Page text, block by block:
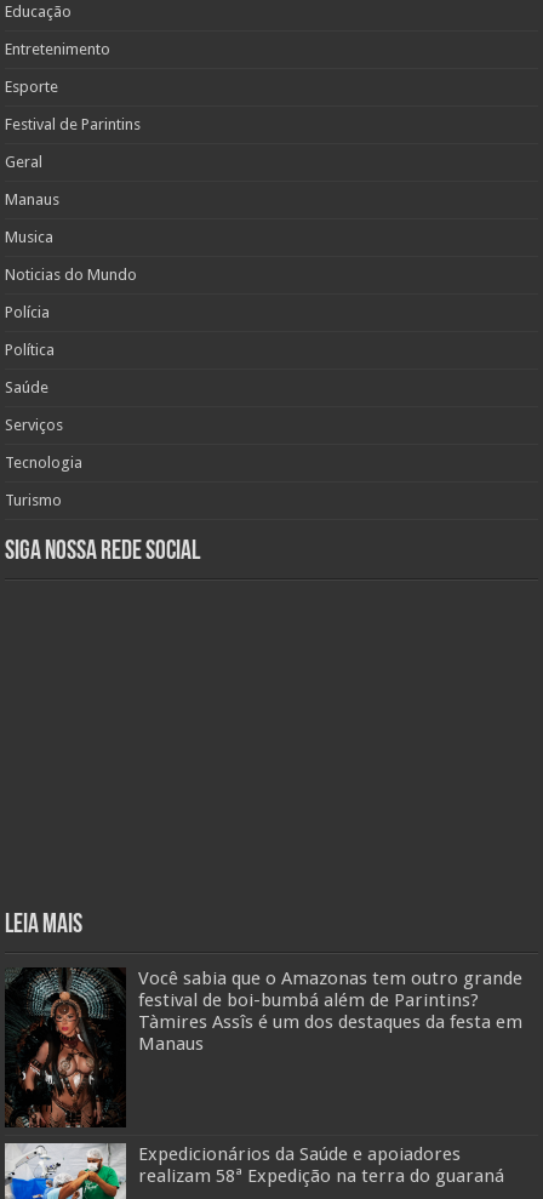
Educação
Entretenimento
Esporte
Festival de Parintins
Geral
Manaus
Musica
Noticias do Mundo
Polícia
Política
Saúde
Serviços
Tecnologia
Turismo
Siga nossa rede social
Leia mais
Você sabia que o Amazonas tem outro grande
festival de boi-bumbá além de Parintins?
Tàmires Assîs é um dos destaques da festa em
Manaus
Expedicionários da Saúde e apoiadores
realizam 58ª Expedição na terra do guaraná